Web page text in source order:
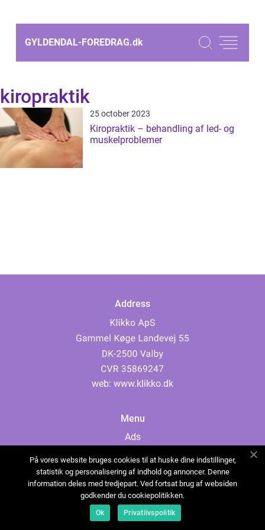
GYLDENDAL-FOREDRAG.dk
kiropraktik
25 october 2023
Kiropraktik – behandling af led- og
muskelproblemer
Address
web: www.klikko.dk
Menu
Ads
Cookies
Contact
Sitemap
På vores website bruges cookies til at huske dine indstillinger,
statistik og personalisering af indhold og annoncer. Denne
information deles med tredjepart. Ved fortsat brug af websiden
godkender du cookiepolitikken.
Ok Privatlivspolitik